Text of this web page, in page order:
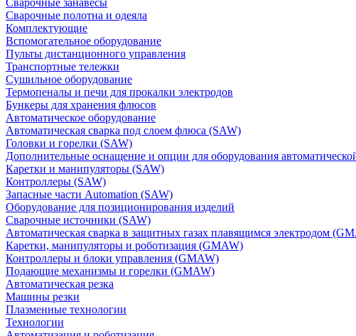
Сварочные занавесы
Сварочные полотна и одеяла
Комплектующие
Вспомогательное оборудование
Пульты дистанционного управления
Транспортные тележки
Сушильное оборудование
Термопеналы и печи для прокалки электродов
Бункеры для хранения флюсов
Автоматическое оборудование
Автоматическая сварка под слоем флюса (SAW)
Головки и горелки (SAW)
Дополнительные оснащение и опции для оборудования
Каретки и манипуляторы (SAW)
Контроллеры (SAW)
Запасные части Automation (SAW)
Оборудование для позиционирования изделий
Сварочные источники (SAW)
Автоматическая сварка в защитных газах плавящимся электродом
Каретки, манипуляторы и роботизация (GMAW)
Контроллеры и блоки управления (GMAW)
Подающие механизмы и горелки (GMAW)
Автоматическая резка
Машины резки
Плазменные технологии
Технологии